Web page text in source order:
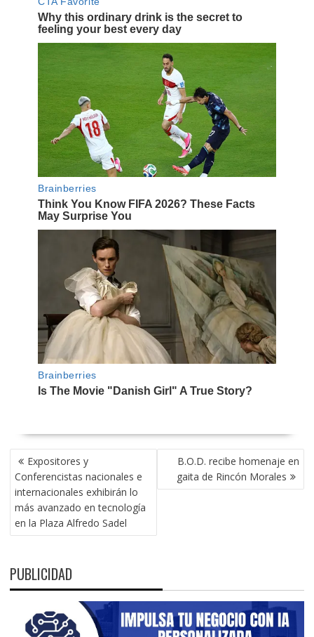
NAVEGACIÓN
DE
ENTRADAS
Expositores y
Conferencistas nacionales e
internacionales exhibirán lo
más avanzado en tecnología
en la Plaza Alfredo Sadel
B.O.D. recibe homenaje en
gaita de Rincón Morales
PUBLICIDAD